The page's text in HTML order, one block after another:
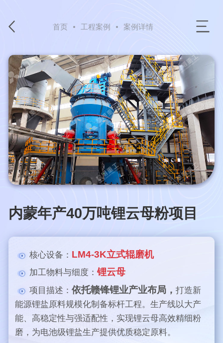
首页 工程案例 案例详情
内蒙年产40万吨锂云母粉项目
核心设备： LM4-3K立式辊磨机
加工物料与细度：锂云母
项目描述：依托赣锋锂业产业布局，打造新
能源锂盐原料规模化制备标杆工程。生产线以大产
能、高稳定性与强适配性，实现锂云母高效精细粉
磨，为电池级锂盐生产提供优质稳定原料。